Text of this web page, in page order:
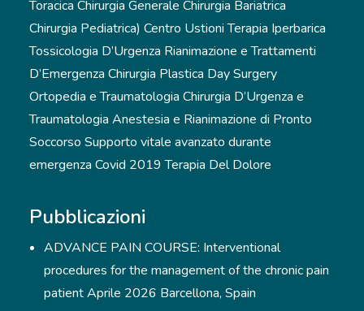
Toracica Chirurgia Generale Chirurgia Bariatrica
Chirurgia Pediatrica) Centro Ustioni Terapia Iperbarica
Tossicologia D’Urgenza Rianimazione e Trattamenti
D’Emergenza Chirurgia Plastica Day Surgery
Ortopedia e Traumatologia Chirurgia D’Urgenza e
Traumatologia Anestesia e Rianimazione di Pronto
Soccorso Supporto vitale avanzato durante
emergenza Covid 2019 Terapia Del Dolore
Pubblicazioni
ADVANCE PAIN COURSE: Interventional
procedures for the management of the chronic pain
patient Aprile 2026 Barcellona, Spain